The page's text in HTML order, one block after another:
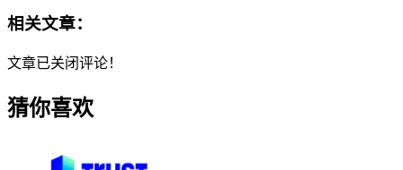
相关文章：
文章已关闭评论！
猜你喜欢